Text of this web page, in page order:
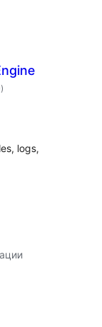
общо
оценки
)
logs,